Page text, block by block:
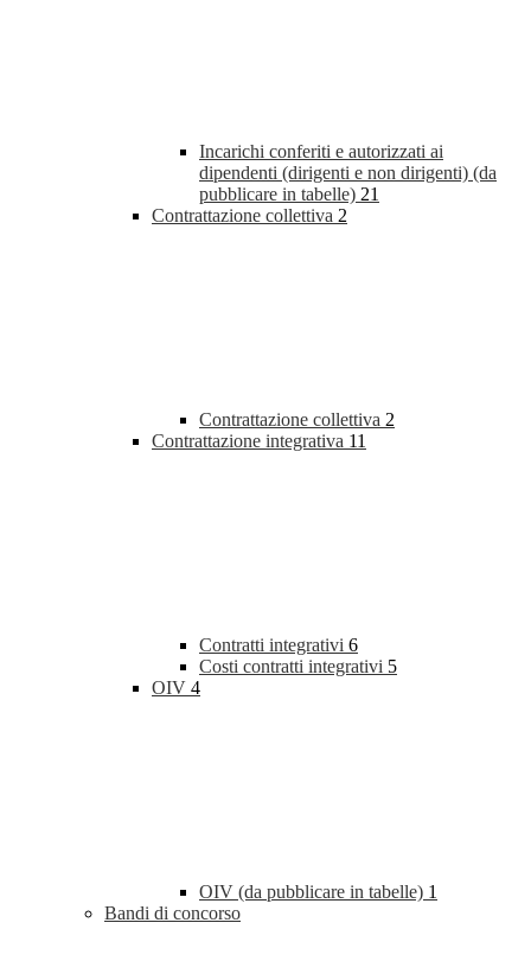
Incarichi conferiti e autorizzati ai
dipendenti (dirigenti e non dirigenti) (da
pubblicare in tabelle) 21
Contrattazione collettiva 2
Contrattazione collettiva 2
Contrattazione integrativa 11
Contratti integrativi 6
Costi contratti integrativi 5
OIV 4
OIV (da pubblicare in tabelle) 1
Bandi di concorso